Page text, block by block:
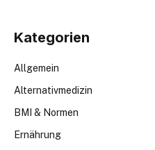
Kategorien
Allgemein
Alternativmedizin
BMI & Normen
Ernährung